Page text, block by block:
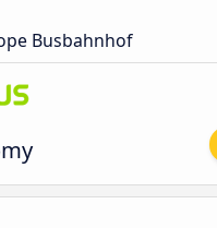
Busbahnhof